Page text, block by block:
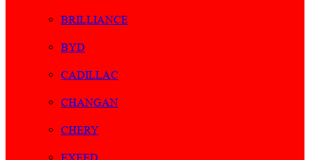
BRILLIANCE
BYD
CADILLAC
CHANGAN
CHERY